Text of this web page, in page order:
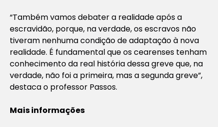
“Também vamos debater a realidade após a
escravidão, porque, na verdade, os escravos não
tiveram nenhuma condição de adaptação à nova
realidade. É fundamental que os cearenses tenham
conhecimento da real história dessa greve que, na
verdade, não foi a primeira, mas a segunda greve”,
destaca o professor Passos.
Mais informações